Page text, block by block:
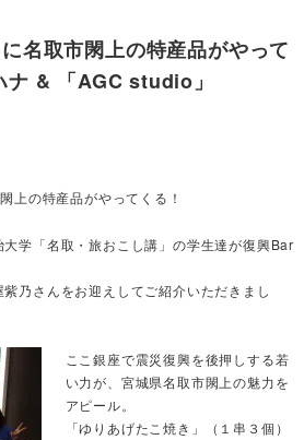
名取市閖上の特産品がやって
ナ & 「AGC studio」
上の特産品がやってくる！
学「名取・旅おこし講」の学生達が復興Bar
乃さんをお迎えしてご紹介いただきまし
ここ銀座で震災復興を後押しする若
い力が、宮城県名取市閖上の魅力を
アピール。
「ゆりあげたこ焼き」（１串３個）